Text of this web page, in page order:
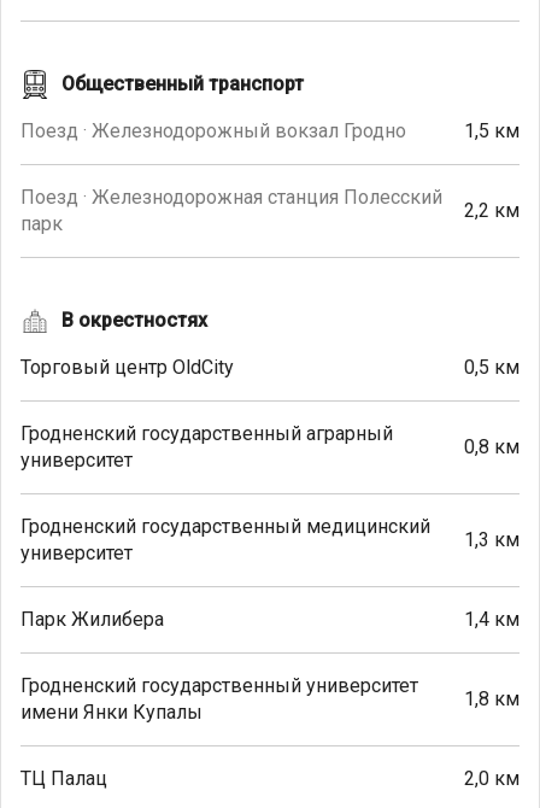
Общественный транспорт
Поезд · Железнодорожный вокзал Гродно 1,5 км
Поезд · Железнодорожная станция Полесский
парк
2,2 км
В окрестностях
Торговый центр OldCity 0,5 км
Гродненский государственный аграрный
университет
0,8 км
Гродненский государственный медицинский
университет
1,3 км
Парк Жилибера 1,4 км
Гродненский государственный университет
имени Янки Купалы
1,8 км
ТЦ Палац 2,0 км